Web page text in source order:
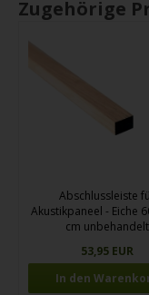
Zugehörige
Abschlussleiste
Akustikpaneel - Eiche
cm unbehandelt
53,95 EUR